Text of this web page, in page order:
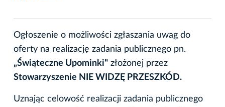
Ogłoszenie o możliwości zgłaszania uwag do
oferty na realizację zadania publicznego pn.
„Świąteczne Upominki" złożonej przez
Stowarzyszenie NIE WIDZĘ PRZESZKÓD.
Uznając celowość realizacji zadania publicznego